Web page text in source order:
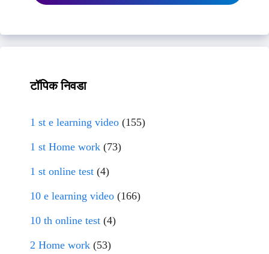
टॉपिक निवडा
1 st e learning video (155)
1 st Home work (73)
1 st online test (4)
10 e learning video (166)
10 th online test (4)
2 Home work (53)